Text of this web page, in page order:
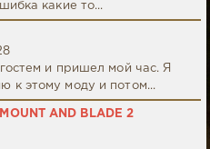
какие то...
и пришел мой час. Я
к этому моду и потом...
AND BLADE 2